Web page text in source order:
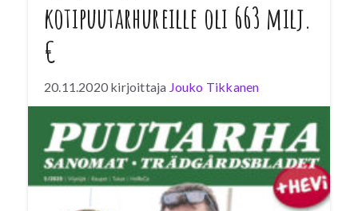
kotipuutarhureille oli 663 milj.
€
20.11.2020 kirjoittaja Jouko Tikkanen
pitämään huolta puutarhastaan. Tämän
vahvistaa KantarTNS:n tuore
Kotipuutarhatutkimus, jonka mukaan edelliseen
vuoteen verrattuna puutarhatuotteiden myynti
kasvoi kasvukauden aikana 16 prosenttia.